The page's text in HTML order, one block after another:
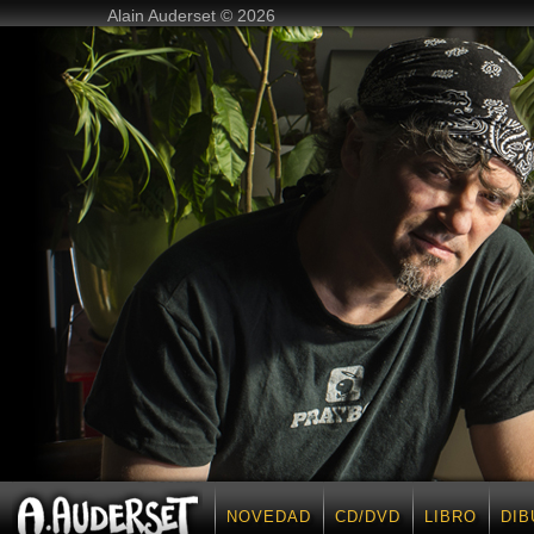
Alain Auderset © 2026
NOVEDAD CD/DVD LIBRO